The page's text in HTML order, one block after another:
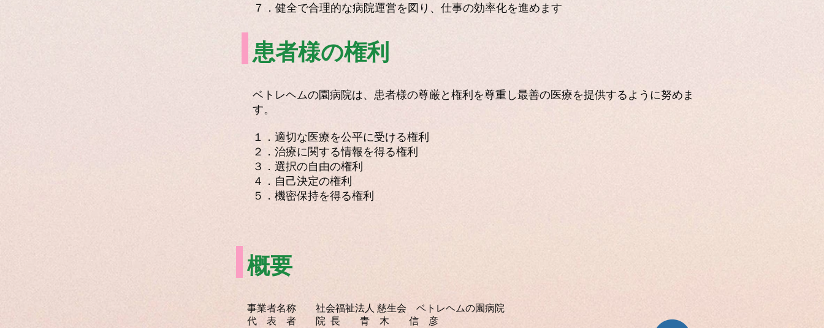
７．健全で合理的な病院運営を図り、仕事の効率化を進めます
​患者様の権利
​ベトレヘムの園病院は、患者様の尊厳と権利を尊重し最善の医療を提供するように努めま
す。
１．適切な医療を公平に受ける権利
２．治療に関する情報を得る権利
３．選択の自由の権利
４．自己決定の権利
５．機密保持を得る権利
概要
事業者名称 社会福祉法人 慈生会 ベトレヘムの園病院
代 表 者 院 長 青 木 信 彦